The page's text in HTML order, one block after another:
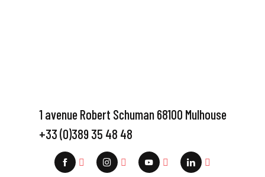
1 avenue Robert Schuman 68100 Mulhouse
+33 (0)389 35 48 48